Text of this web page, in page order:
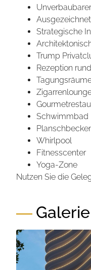
Strategische
Trump
Rezeption
Schwimmbad
Whirlpool
Fitnesscenter
Yoga-Zone
Nutzen Sie die
Galerie